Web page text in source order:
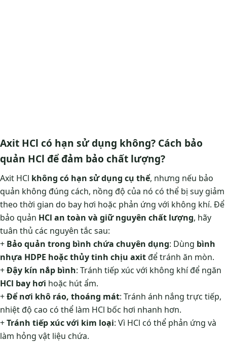
Axit HCl có hạn sử dụng không? Cách bảo
quản HCl để đảm bảo chất lượng?
Axit HCl không có hạn sử dụng cụ thể, nhưng nếu bảo
quản không đúng cách, nồng độ của nó có thể bị suy giảm
theo thời gian do bay hơi hoặc phản ứng với không khí. Để
bảo quản HCl an toàn và giữ nguyên chất lượng, hãy
tuân thủ các nguyên tắc sau:
+ Bảo quản trong bình chứa chuyên dụng: Dùng bình
nhựa HDPE hoặc thủy tinh chịu axitđể tránh ăn mòn.
+Đậy kín nắp bình: Tránh tiếp xúc với không khí để ngăn
HCl bay hơi hoặc hút ẩm.
+Để nơi khô ráo, thoáng mát: Tránh ánh nắng trực tiếp,
nhiệt độ cao có thể làm HCl bốc hơi nhanh hơn.
+Tránh tiếp xúc với kim loại: Vì HCl có thể phản ứng và
làm hỏng vật liệu chứa.